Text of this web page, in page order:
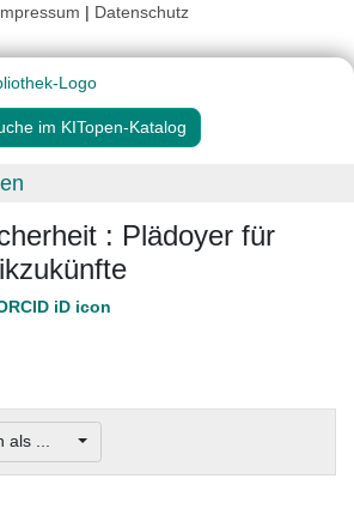
| Datenschutz
im KITopen-Katalog
: Plädoyer für
als ...